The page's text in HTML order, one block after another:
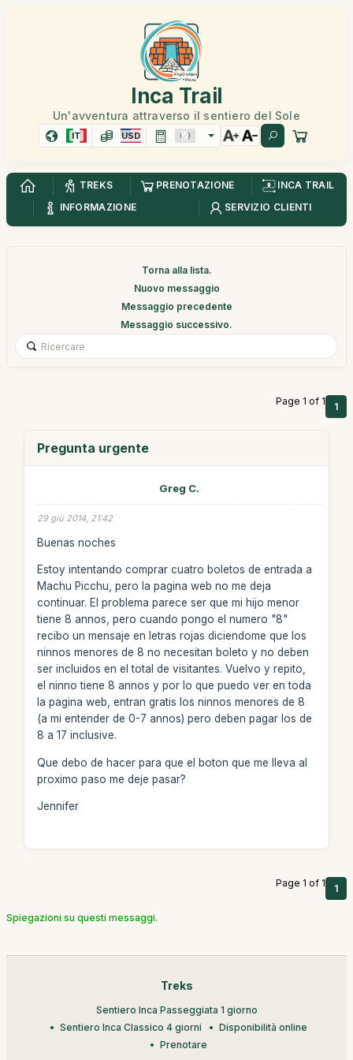
Inca Trail
Un'avventura attraverso il sentiero del Sole
IT USD
TREKS PRENOTAZIONE
INCA TRAIL
INFORMAZIONE
SERVIZIO CLIENTI
Torna alla lista.
Nuovo messaggio
Messaggio precedente
Messaggio successivo.
Page 1 of 1 1
Pregunta urgente
Greg C.
29 giu 2014, 21:42
Buenas noches
Estoy intentando comprar cuatro boletos de entrada a
Machu Picchu, pero la pagina web no me deja
continuar. El problema parece ser que mi hijo menor
tiene 8 annos, pero cuando pongo el numero "8"
recibo un mensaje en letras rojas diciendome que los
ninnos menores de 8 no necesitan boleto y no deben
ser incluidos en el total de visitantes. Vuelvo y repito,
el ninno tiene 8 annos y por lo que puedo ver en toda
la pagina web, entran gratis los ninnos menores de 8
(a mi entender de 0-7 annos) pero deben pagar los de
8 a 17 inclusive.
Que debo de hacer para que el boton que me lleva al
proximo paso me deje pasar?
Jennifer
Page 1 of 1 1
Spiegazioni su questi messaggi.
Treks
Sentiero Inca Passeggiata 1 giorno
Sentiero Inca Classico 4 giorni
Disponibilità online
Prenotare